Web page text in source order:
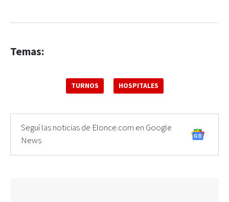
Temas:
TURNOS HOSPITALES
Seguí las noticias de Elonce.com en Google
News